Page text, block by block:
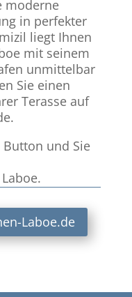
moderne
in perfekter
liegt Ihnen
mit seinem
unmittelbar
Sie einen
Terasse auf
und Sie
Laboe.de